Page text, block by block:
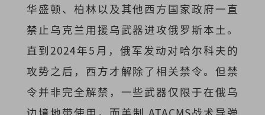
华盛顿、柏林以及其他西方国家政府一直
禁止乌克兰用援乌武器进攻俄罗斯本土。
直到2024年5月，俄军发动对哈尔科夫的
攻势之后，西方才解除了相关禁令。但禁
令并非完全解禁，一些武器仅限于在俄乌